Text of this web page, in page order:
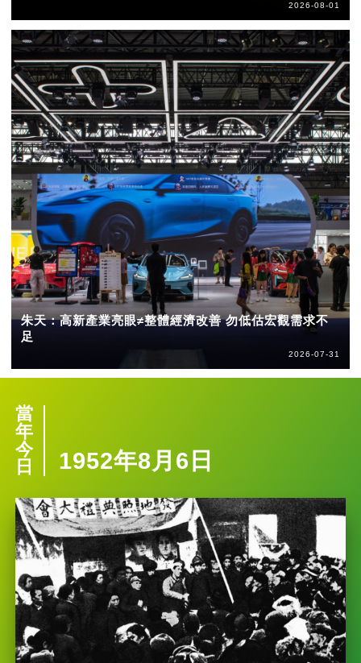
2026-08-01
朱天：高新產業亮眼≠整體經濟改善 勿低估宏觀需求不
足
2026-07-31
當
年
今
日
1952年8月6日